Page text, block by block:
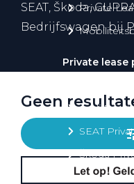
Private
Private lease
Audi
SEAT
Škoda
SEAT, Škoda,
Bedrijfswagen bij
Geen